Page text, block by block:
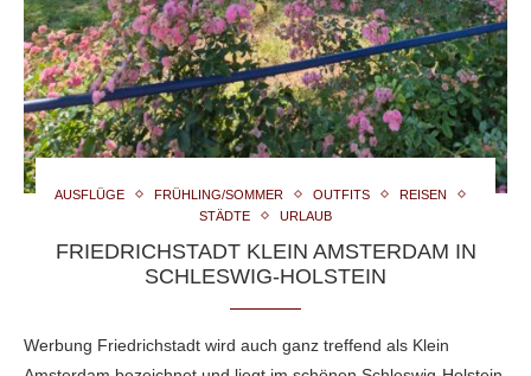
AUSFLÜGE FRÜHLING/SOMMER OUTFITS
REISEN
STÄDTE
URLAUB
FRIEDRICHSTADT KLEIN AMSTERDAM IN
SCHLESWIG-HOLSTEIN
Werbung Friedrichstadt wird auch ganz treffend als Klein